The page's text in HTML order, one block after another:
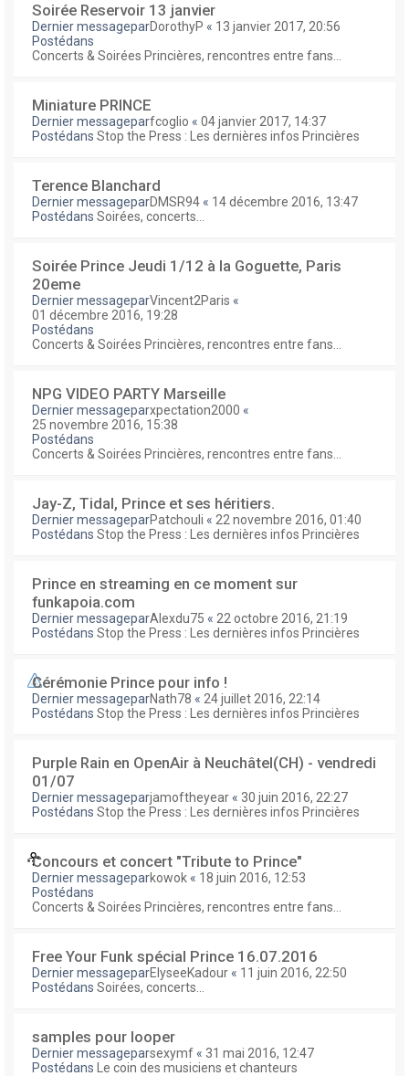
Soirée Reservoir 13 janvier
Dernier messageparDorothyP « 13 janvier 2017, 20:56
Postédans
Concerts & Soirées Princières, rencontres entre fans...
Miniature PRINCE
Dernier messageparfcoglio « 04 janvier 2017, 14:37
Postédans Stop the Press : Les dernières infos Princières
Terence Blanchard
Dernier messageparDMSR94 « 14 décembre 2016, 13:47
Postédans Soirées, concerts...
Soirée Prince Jeudi 1/12 à la Goguette, Paris
20eme
Dernier messageparVincent2Paris «
01 décembre 2016, 19:28
Postédans
Concerts & Soirées Princières, rencontres entre fans...
NPG VIDEO PARTY Marseille
Dernier messageparxpectation2000 «
25 novembre 2016, 15:38
Postédans
Concerts & Soirées Princières, rencontres entre fans...
Jay-Z, Tidal, Prince et ses héritiers.
Dernier messageparPatchouli « 22 novembre 2016, 01:40
Postédans Stop the Press : Les dernières infos Princières
Prince en streaming en ce moment sur
funkapoia.com
Dernier messageparAlexdu75 « 22 octobre 2016, 21:19
Postédans Stop the Press : Les dernières infos Princières
Cérémonie Prince pour info !
Dernier messageparNath78 « 24 juillet 2016, 22:14
Postédans Stop the Press : Les dernières infos Princières
Purple Rain en OpenAir à Neuchâtel(CH) - vendredi
01/07
Dernier messageparjamoftheyear « 30 juin 2016, 22:27
Postédans Stop the Press : Les dernières infos Princières
Concours et concert "Tribute to Prince"
Dernier messageparkowok « 18 juin 2016, 12:53
Postédans
Concerts & Soirées Princières, rencontres entre fans...
Free Your Funk spécial Prince 16.07.2016
Dernier messageparElyseeKadour « 11 juin 2016, 22:50
Postédans Soirées, concerts...
samples pour looper
Dernier messageparsexymf « 31 mai 2016, 12:47
Postédans
Le coin des musiciens et chanteurs